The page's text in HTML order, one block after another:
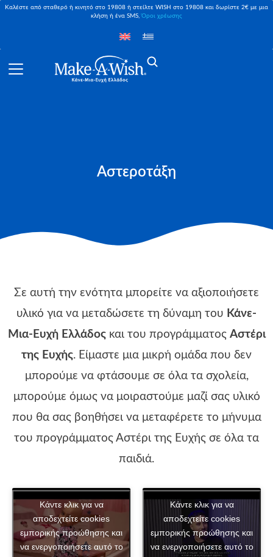
Καλέστε από σταθερό ή κινητό στο 19808 ή στείλτε WISH στο 19808 και δωρίστε 2€ με μια
κλήση ή ένα SMS,Όροι χρέωσης
Aστεροτάξη
Σε αυτή την ενότητα μπορείτε να αξιοποιήσετε
υλικό για να μεταδώσετε τη δύναμη του Κάνε-
Μια-Ευχή Ελλάδοςκαι του προγράμματος Αστέρι
της Ευχής. Είμαστε μια μικρή ομάδα που δεν
μπορούμε να φτάσουμε σε όλα τα σχολεία,
μπορούμε όμως να μοιραστούμε μαζί σας υλικό
που θα σας βοηθήσει να μεταφέρετε το μήνυμα
του προγράμματος Αστέρι της Ευχής σε όλα τα
παιδιά.
Κάντε κλικ για να
αποδεχτείτε cookies
εμπορικής προώθησης και
να ενεργοποιήσετε αυτό το
Κάντε κλικ για να
αποδεχτείτε cookies
εμπορικής προώθησης και
να ενεργοποιήσετε αυτό το